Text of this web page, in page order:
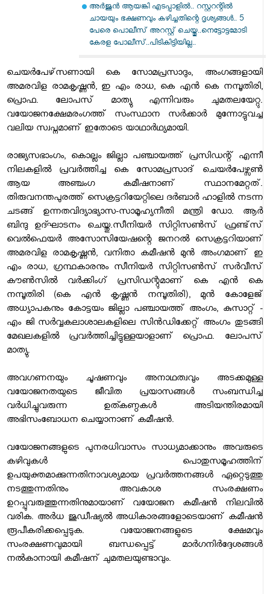
അർജുൻ ആയങ്കി എടപ്പാളിൽ.. റസ്റ്ററന്റിൽ
ചായയും ഭക്ഷണവും കഴിച്ചതിന്റെ ദൃശ്യങ്ങൾ.. 5
പേരെ പൊലീസ് അറസ്റ്റ് ചെയ്തു..നെട്ടോട്ടമോടി
കേരള പോലീസ്..പിടികിട്ടിയില്ല..
ചെയര്‍പേഴ്‌സണായി കെ സോമപ്രസാദും, അംഗങ്ങളായി
അമരവിള രാമകൃഷ്ണന്‍, ഇ എം രാധ, കെ എന്‍ കെ നമ്പൂതിരി,
പ്രൊഫ. ലോപസ് മാത്യു എന്നിവരും ചുമതലയേറ്റു.
വയോജനക്ഷേമരംഗത്ത് സംസ്ഥാന സര്‍ക്കാര്‍ മുന്നോട്ടുവച്ച
വലിയ സ്വപ്നമാണ് ഇതോടെ യാഥാര്‍ഥ്യമായി.
രാജ്യസഭാംഗം, കൊല്ലം ജില്ലാ പഞ്ചായത്ത് പ്രസിഡന്റ് എന്നീ
നിലകളില്‍ പ്രവര്‍ത്തിച്ച കെ സോമപ്രസാദ് ചെയര്‍പേഴ്സണ്‍
ആയ അഞ്ചംഗ കമീഷനാണ് സ്ഥാനമേറ്റത്.
തിരുവനന്തപുരത്ത് സെക്രട്ടറിയേറ്റിലെ ദര്‍ബാര്‍ ഹാളില്‍ നടന്ന
ചടങ്ങ് ഉന്നതവിദ്യാഭ്യാസ-സാമൂഹ്യനീതി മന്ത്രി ഡോ. ആര്‍
ബിന്ദു ഉദ്ഘാടനം ചെയ്തു.സീനിയര്‍ സിറ്റിസണ്‍സ് ഫ്രണ്ട്‌സ്
വെല്‍ഫെയര്‍ അസോസിയേഷന്റെ ജനറല്‍ സെക്രട്ടറിയാണ്
അമരവിള രാമകൃഷ്ണന്‍, വനിതാ കമീഷന്‍ മുന്‍ അംഗമാണ് ഇ
എം രാധ, ഗ്രന്ഥകാരനും സീനിയര്‍ സിറ്റിസണ്‍സ് സര്‍വീസ്
കൗണ്‍സില്‍ വര്‍ക്കിംഗ് പ്രസിഡന്റുമാണ് കെ എന്‍ കെ
നമ്പൂതിരി (കെ എന്‍ കൃഷ്ണന്‍ നമ്പൂതിരി), മുന്‍ കോളേജ്
അധ്യാപകനും കോട്ടയം ജില്ലാ പഞ്ചായത്ത് അംഗം, കുസാറ്റ് -
എം ജി സര്‍വ്വകലാശാലകളിലെ സിന്‍ഡിക്കേറ്റ് അംഗം തുടങ്ങി
മേഖലകളില്‍ പ്രവര്‍ത്തിച്ചിട്ടുള്ളയാളാണ് പ്രൊഫ. ലോപസ്
മാത്യു.
അവഗണനയും ചൂഷണവും അനാഥത്വവും അടക്കമുള്ള
വയോജനതയുടെ ജീവിത പ്രയാസങ്ങള്‍ സംബന്ധിച്ച
വര്‍ധിച്ചുവരുന്ന ഉത്കണ്ഠകള്‍ അടിയന്തിരമായി
അഭിസംബോധന ചെയ്യാനാണ് കമീഷന്‍.
വയോജനങ്ങളുടെ പുനരധിവാസം സാധ്യമാക്കാനും അവരുടെ
കഴിവുകള്‍ പൊതുസമൂഹത്തിന്
ഉപയുക്തമാക്കുന്നതിനാവശ്യമായ പ്രവര്‍ത്തനങ്ങള്‍ ഏറ്റെടുത്തു
നടത്തുന്നതിനും അവകാശ സംരക്ഷണം
ഉറപ്പുവരുത്തുന്നതിനുമായാണ് വയോജന കമീഷന്‍ നിലവില്‍
വരിക. അര്‍ധ ജുഡീഷ്യല്‍ അധികാരങ്ങളോടെയാണ് കമീഷന്‍
രൂപീകരിക്കപ്പെടുക. വയോജനങ്ങളുടെ ക്ഷേമവും
സംരക്ഷണവുമായി ബന്ധപ്പെട്ട് മാര്‍ഗനിര്‍ദ്ദേശങ്ങള്‍
നല്‍കാനായി കമീഷന് ചുമതലയുണ്ടാവും.